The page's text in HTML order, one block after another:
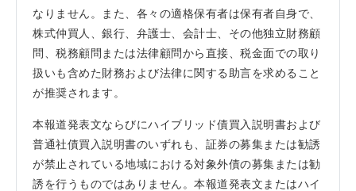
なりません。また、各々の適格保有者は保有者自身で、
株式仲買人、銀行、弁護士、会計士、その他独立財務顧
問、税務顧問または法律顧問から直接、税金面での取り
扱いも含めた財務および法律に関する助言を求めること
が推奨されます。
本報道発表文ならびにハイブリッド債買入説明書および
普通社債買入説明書のいずれも、証券の募集または勧誘
が禁止されている地域における対象外債の募集または勧
誘を行うものではありません。本報道発表文またはハイ